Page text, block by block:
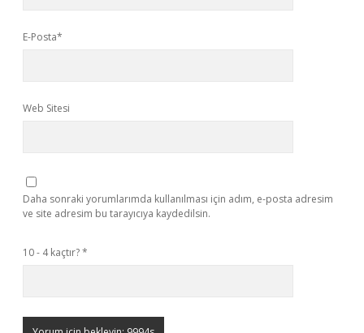
E-Posta*
Web Sitesi
Daha sonraki yorumlarımda kullanılması için adım, e-posta adresim
ve site adresim bu tarayıcıya kaydedilsin.
10 - 4 kaçtır?*